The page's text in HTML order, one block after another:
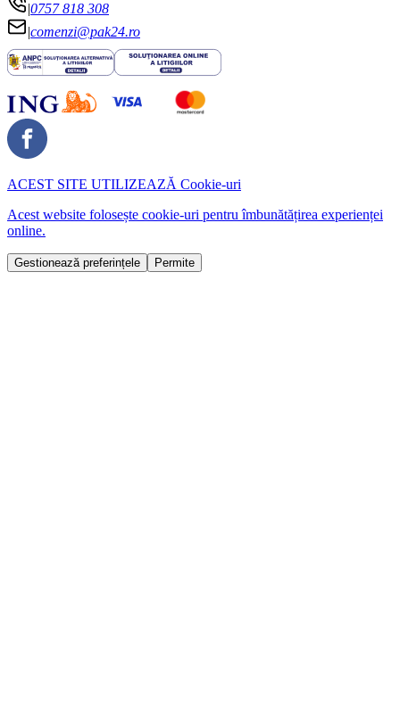
|0757 818 308
|comenzi@pak24.ro
ACEST SITE UTILIZEAZĂ Cookie-uri
Acest website folosește cookie-uri pentru îmbunătățirea experienței
online.
Gestionează preferințele Permite